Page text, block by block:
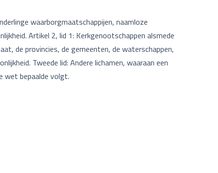
waarborgmaatschappijen, naamloze
Artikel 2, lid 1: Kerkgenootschappen alsmede
de provincies, de gemeenten, de waterschappen,
Tweede lid: Andere lichamen, waaraan een
wet bepaalde volgt.